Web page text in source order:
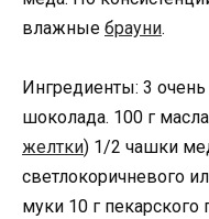
влажные брауни.
Ингредиенты: 3
шоколада. 100 г
желтки) 1/2 чашки
светлокоричневого
муки 10 г